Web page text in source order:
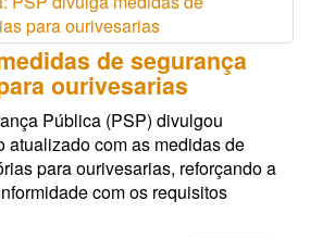
de segurança
ourivesarias
Pública (PSP) divulgou
atualizado com as medidas de
para ourivesarias, reforçando a
com os requisitos